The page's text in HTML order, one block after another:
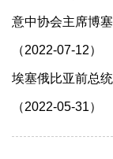
意中协会主席博
（2022-07-12）
埃塞俄比亚前总
（2022-05-31）